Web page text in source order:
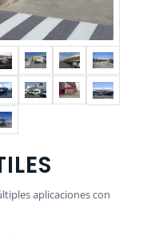
aplicaciones con